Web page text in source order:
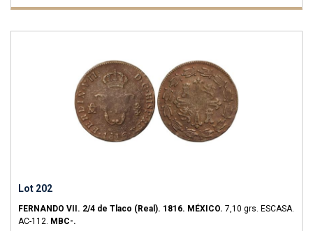
Lot 202
FERNANDO VII. 2/4 de Tlaco (Real). 1816. MÉXICO. 7,10 grs. ESCASA.
AC-112. MBC-.